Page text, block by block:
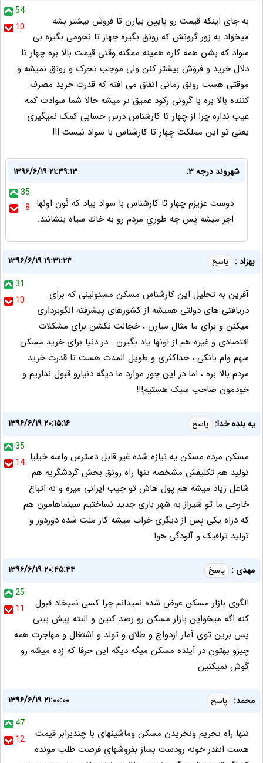
54
10
به جای اینکه قیمت رو پایین بیارن تا فروش بیشتر بشه
میخواد به زور گرونش که رونق بگیره چهار تا نجومی بگیره بی
سواد که بشن همه کاره همینه ممکنه وقتی قیمت بالا بره چهار تا
دلال خرید و فروش بیشتر کنن ولی موجب تحرک و رونق نمیشه و
موقتی هست رونق زمانی اتفاق می افته که قدرت خرید مصرف
کننده بالا بره با گرونی رکود عمیق تر میشه حالا شما سوادت کمه
عیب نداره چرا از چهار تا کارشناس درس حسابی کمک نمیگیری
یعنی تو این مملکت چهار تا کارشناس با سواد نیست !!!
شهروند درجه ٣:
۱۳۹۶/۶/۱۹ ۲۱:۳۹:۱۳
35
8 دوست عزيزم چهار تا كارشناس با سواد بياد كه نُون اونها
اجر ميشه پس چه طوري مردم رو به خاك سياه بنشانند.
بهزاد : پاسخ
۱۳۹۶/۶/۱۹ ۱۹:۳۱:۲۴
31
10
آفرین به تحلیل این کارشناس مسکن مسئولینی که برای
دریافتی های دولتی همیشه از کشورهای پیشرفته الگوبرداری
میکنن و برای ما مثال میارن ، خجالت نکشن برای مشکلات
اقتصادی و غیره هم از اونها یاد بگیرن . در دنیا برای خرید مسکن
سهم وام بانکی ، حداکثری و طویل المدت هست تا قدرت خرید
مردم بالا بره ، اما در این جور موارد ما دیگه دنیارو قبول نداریم و
خودمون صاحب سبک هستیم!!!
یه بنده خدا: پاسخ
۱۳۹۶/۶/۱۹ ۲۰:۱۵:۱۶
35
14 مسکن مرده مسکن یه نیازه شده غیر قابل دسترس واسه خیلیا
تولید هم تکلیفش مشخصه تنها راه رونق بخش گردشگریه هم
شاغل زیاد میشه هم پول هاش تو جیب ایرانی میره و نه اتباع
خارجی ما تو شیراز یه شهر بازی جدید نساختیم سینماهامون هم
که دراه یکی پس از دیگری خراب میشه کار ملت شده دوردور و
تولید ترافیک و آلودگی هوا
مهدی : پاسخ
۱۳۹۶/۶/۱۹ ۲۰:۴۵:۴۴
25
11
الگوی بازار مسکن عوض شده نمیدانم چرا کسی نمیخاد قبول
کنه اگه میخواین بازار مسکن رو رصد کنین و البته پیش بینی
پس برین توی آمار ازدواج و طلاق و تولد و اشتغال و مهاجرت همه
چیزو بهتون در آینده مسکن میگه دیگه این حرفا که زده میشه رو
گوش نمیکنین
محمد: پاسخ
۱۳۹۶/۶/۱۹ ۲۱:۰۰:۰۰
47
12
تنها راه تحریم ونخریدن مسکن وماشینهای با چندبرابر قیمت
هست انقدر خونه رودست بساز بفروشهای فرصت طلب مونده